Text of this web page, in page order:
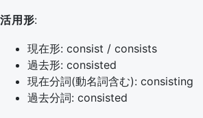
活用形:
現在形: consist / consists
過去形: consisted
現在分詞(動名詞含む): consisting
過去分詞: consisted